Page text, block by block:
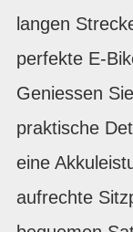
langen
perfekte E-
Geniessen
praktische
eine
aufrechte